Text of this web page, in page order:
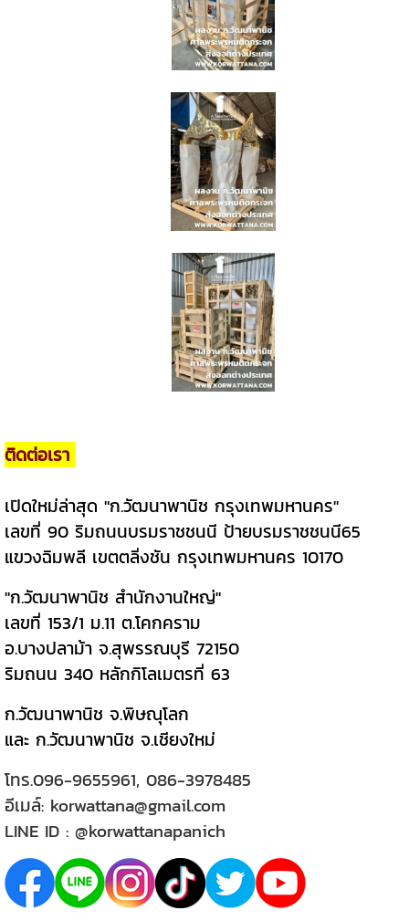
ติดต่อเรา
เปิดใหม่ล่าสุด "ก.วัฒนาพานิช กรุงเทพมหานคร"
เลขที่ 90 ริมถนนบรมราชชนนี ป้ายบรมราชชนนี65
แขวงฉิมพลี เขตตลิ่งชัน กรุงเทพมหานคร 10170
"ก.วัฒนาพานิช สำนักงานใหญ่"
เลขที่ 153/1 ม.11 ต.โคกคราม
อ.บางปลาม้า จ.สุพรรณบุรี 72150
ริมถนน 340 หลักกิโลเมตรที่ 63
ก.วัฒนาพานิช จ.พิษณุโลก
และ ก.วัฒนาพานิช จ.เชียงใหม่
โทร.096-9655961, 086-3978485
อีเมล์: korwattana@gmail.com
LINE ID : @korwattanapanich